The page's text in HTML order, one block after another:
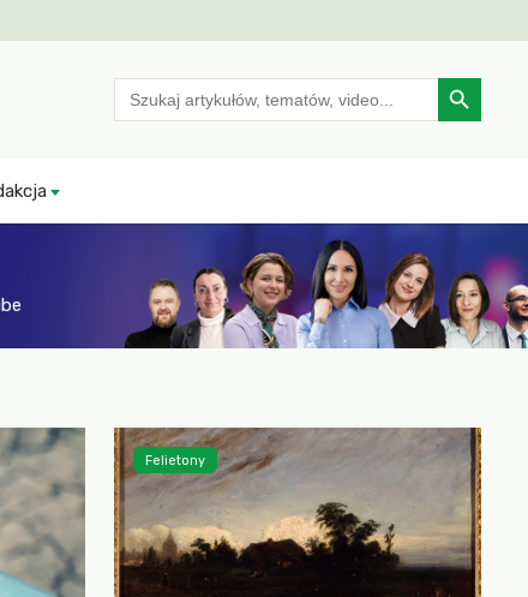
Search
for:
Search Button
Felietony